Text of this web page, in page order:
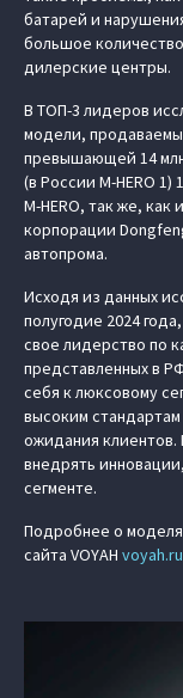
батарей и
большое
дилерские центры.
В ТОП-3 лидеров
модели,
превышающей 14
(в России M‑HERO 1)
M‑HERO, так же,
корпорации
автопрома.
Исходя из данных
полугодие 2024
свое лидерство по
представленных в
себя к люксовому
высоким
ожидания клиентов.
внедрять
сегменте.
Подробнее о
сайта VOYAH voyah.ru